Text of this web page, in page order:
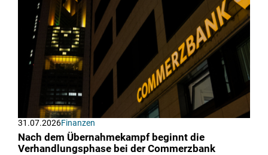
31.07.2026Finanzen
Nach dem Übernahmekampf beginnt die
Verhandlungsphase bei der Commerzbank